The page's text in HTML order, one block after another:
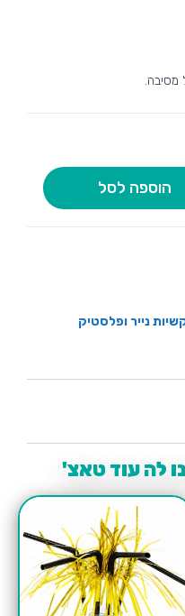
מסיבה.
הוספה לסל
נייר ופלסטיק
לה עוד טאצ'